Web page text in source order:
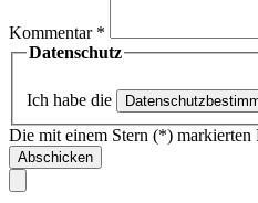
Kommentar *
Datenschutz
Ich habe die
Die mit einem Stern (*) markierten
Abschicken